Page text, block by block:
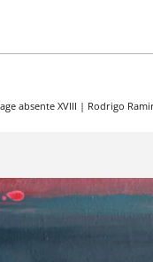
absente XVIII | Rodrigo